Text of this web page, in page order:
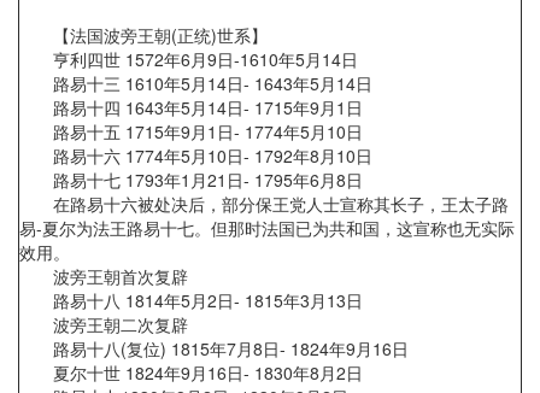
【法国波旁王朝(正统)世系】
亨利四世 1572年6月9日-1610年5月14日
路易十三 1610年5月14日- 1643年5月14日
路易十四 1643年5月14日- 1715年9月1日
路易十五 1715年9月1日- 1774年5月10日
路易十六 1774年5月10日- 1792年8月10日
路易十七 1793年1月21日- 1795年6月8日
在路易十六被处决后，部分保王党人士宣称其长子，王太子路
易-夏尔为法王路易十七。但那时法国已为共和国，这宣称也无实际
效用。
波旁王朝首次复辟
路易十八 1814年5月2日- 1815年3月13日
波旁王朝二次复辟
路易十八(复位) 1815年7月8日- 1824年9月16日
夏尔十世 1824年9月16日- 1830年8月2日